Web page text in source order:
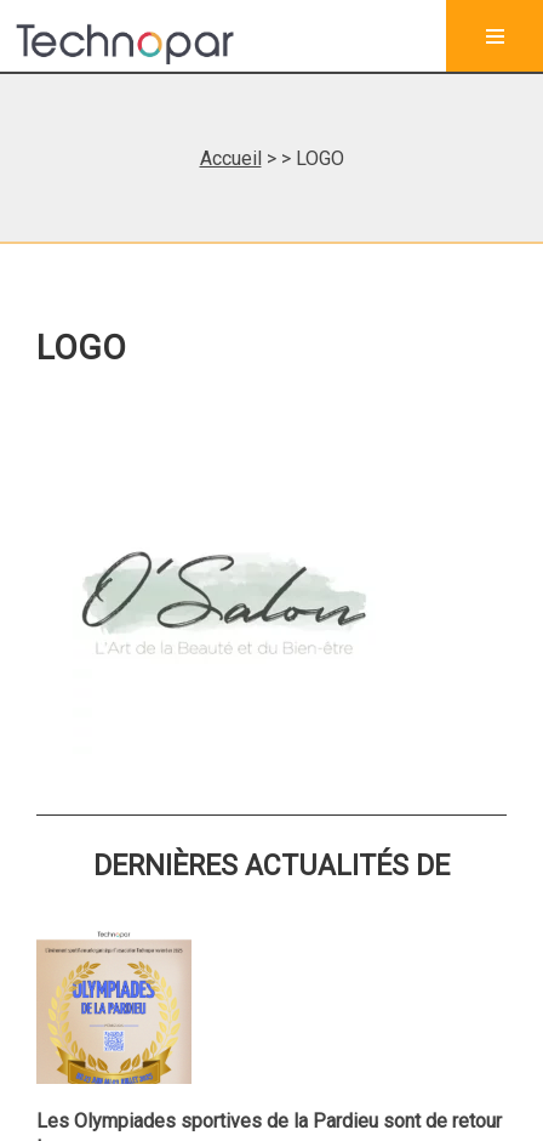
Accueil> > LOGO
LOGO
DERNIÈRES ACTUALITÉS DE
Les Olympiades sportives de la Pardieu sont de retour